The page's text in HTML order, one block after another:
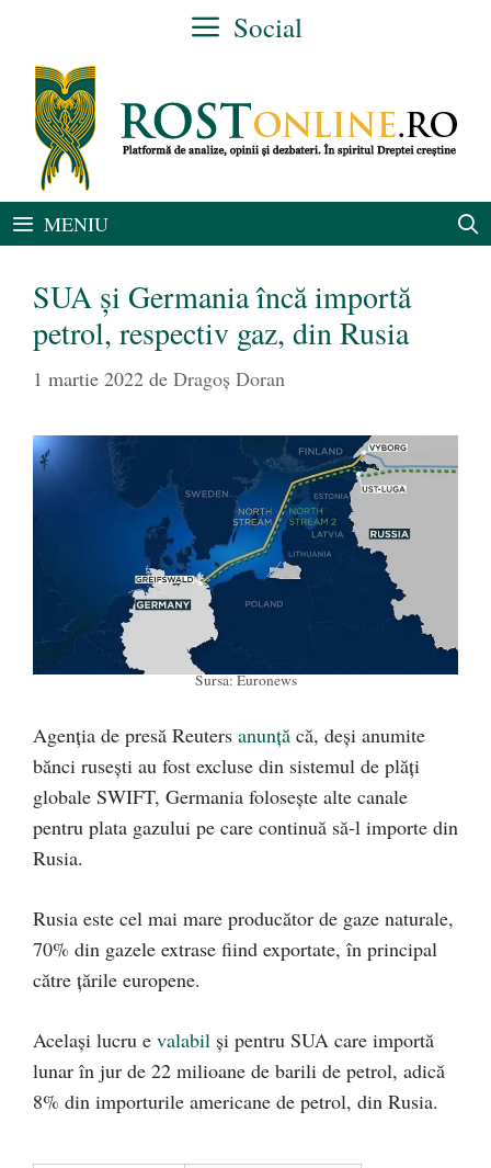
conținut
Social
MENIU
SUA și Germania încă importă
petrol, respectiv gaz, din Rusia
1 martie 2022 de Dragoș Doran
Sursa: Euronews
Agenția de presă Reuters anunță că, deși anumite
bănci rusești au fost excluse din sistemul de plăți
globale SWIFT, Germania folosește alte canale
pentru plata gazului pe care continuă să-l importe din
Rusia.
Rusia este cel mai mare producător de gaze naturale,
70% din gazele extrase fiind exportate, în principal
către țările europene.
Același lucru e valabil și pentru SUA care importă
lunar în jur de 22 milioane de barili de petrol, adică
8% din importurile americane de petrol, din Rusia.